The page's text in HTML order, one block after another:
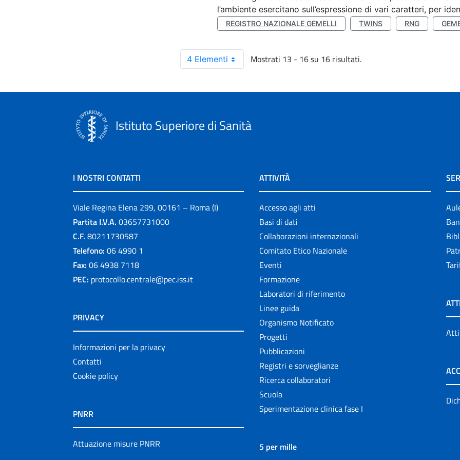
l’ambiente esercitano sull’espressione di vari caratteri, per
REGISTRO NAZIONALE GEMELLI TWINS RNG
4 Elementi Mostrati 13 - 16 su 16 risultati.
Istituto Superiore di Sanità
I NOSTRI CONTATTI
Viale Regina Elena 299, 00161 – Roma (I)
Partita I.V.A. 03657731000
C.F. 80211730587
Telefono: 06 4990 1
Fax: 06 4938 7118
PEC: protocollo.centrale@pec.iss.it
PRIVACY
Informazioni per la privacy
Contatti
Cookie policy
PNRR
Attuazione misure PNRR
ATTIVITÀ
Accesso agli atti
Basi di dati
Collaborazioni internazionali
Comitato Etico Nazionale
Eventi
Formazione
Laboratori di riferimento
Linee guida
Organismo Notificato
Progetti
Pubblicazioni
Registri e sorveglianze
Ricerca collaboratori
Scuola
Sperimentazione clinica fase I
5 per mille
Atti